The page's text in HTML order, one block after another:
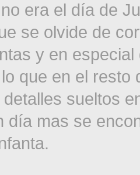
era el día de
se olvide de
y en
que en el resto
sueltos
día mas se